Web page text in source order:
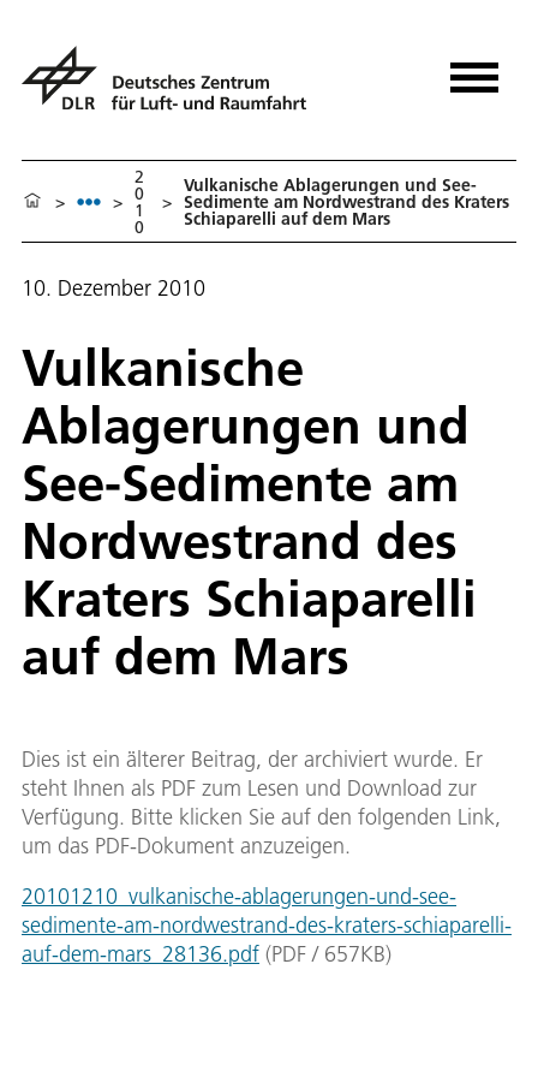
> >
2
0
1
0
>
Vulkanische Ablagerungen und See-
Sedimente am Nordwestrand des Kraters
Schiaparelli auf dem Mars
10. Dezember 2010
Vulkanische
Ablagerungen und
See-Sedimente am
Nordwestrand des
Kraters Schiaparelli
auf dem Mars
Dies ist ein älterer Beitrag, der archiviert wurde. Er
steht Ihnen als PDF zum Lesen und Download zur
Verfügung. Bitte klicken Sie auf den folgenden Link,
um das PDF-Dokument anzuzeigen.
20101210_vulkanische-ablagerungen-und-see-
sedimente-am-nordwestrand-des-kraters-schiaparelli-
auf-dem-mars_28136.pdf (PDF / 657KB)